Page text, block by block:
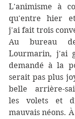
L'animisme à
qu'entre hier
j'ai fait trois
Au bureau
Lourmarin, j'ai
demandé à la
serait pas plus
belle arrière-
les volets et
mauvais néons.